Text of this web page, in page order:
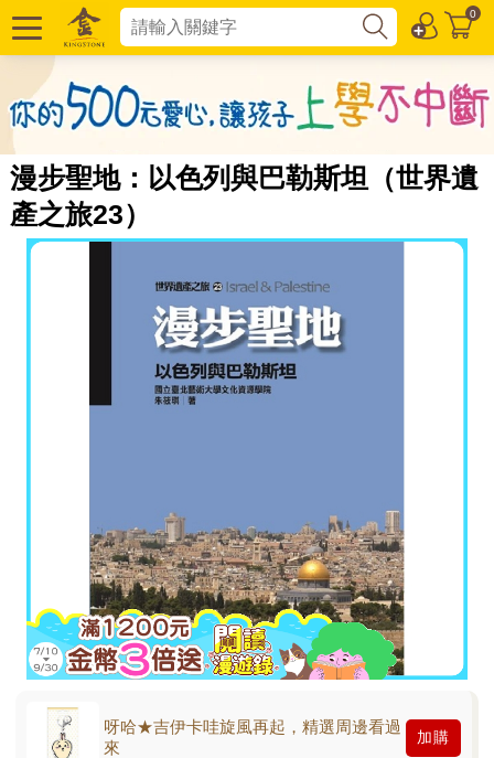
0
漫步聖地：以色列與巴勒斯坦（世界遺
產之旅23）
呀哈★吉伊卡哇旋風再起，精選周邊看過
來
加購